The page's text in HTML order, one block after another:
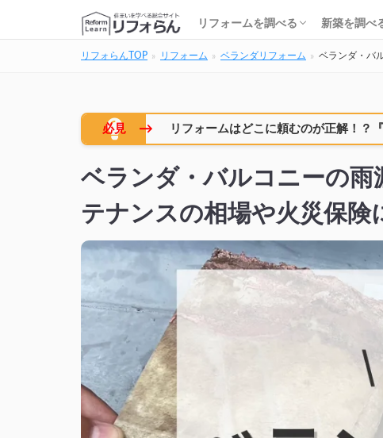
リフォームを調べる
基礎知識・費用を調べる
リフォーム会社を調べる
リフォームローンを調べる
保険・補助金を調べる
新築を調べ
基礎知識
建築会社
家の解体
土地購入
住宅ロー
リフォらんTOP リフォーム ベランダリフォーム ベランダ・バ
必見 → リフォームはどこに頼むのが正解！？ 『
ベランダ・バルコニーの雨
テナンスの相場や火災保険
基礎知識・費用を調べる
リフォーム会社を調べる
リフォームローンを調べる
保険・補助金を調べる 基礎知識
建築会社
家の解体
土地購入
住宅ロー